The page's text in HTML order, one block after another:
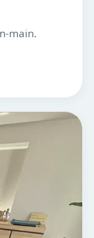
main.